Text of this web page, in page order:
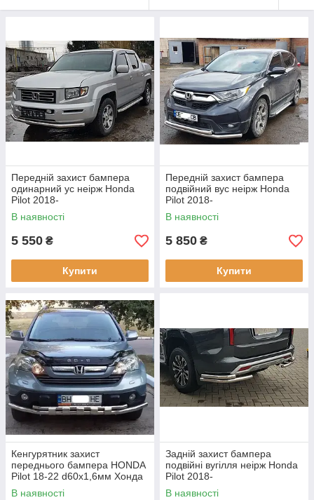
Передній захист бампера
одинарний ус неірж Honda
Pilot 2018-
В наявності
5 550 ₴
Купити
Передній захист бампера
подвійний вус неірж Honda
Pilot 2018-
В наявності
5 850 ₴
Купити
Кенгурятник захист
переднього бампера HONDA
Pilot 18-22 d60х1,6мм Хонда
Пілот
В наявності
Задній захист бампера
подвійні вугілля неірж Honda
Pilot 2018-
В наявності